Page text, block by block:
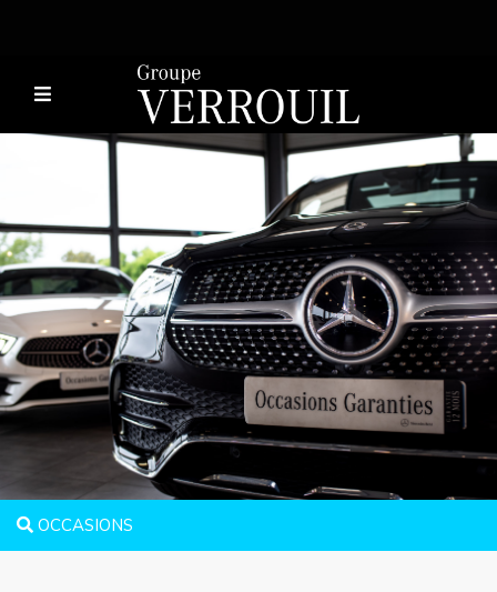
OCCASIONS